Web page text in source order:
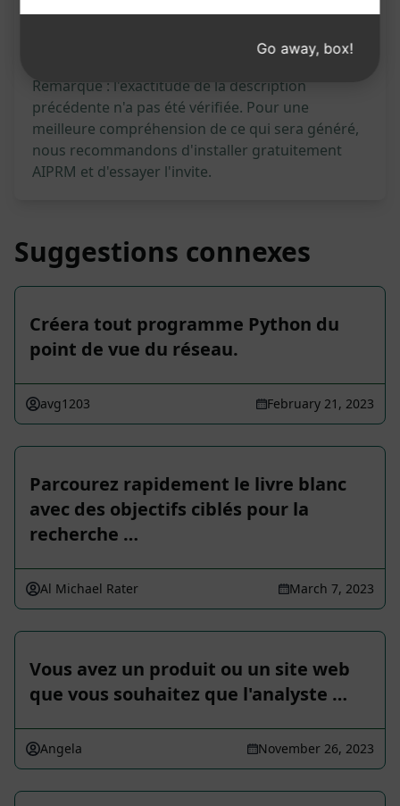
Remarque : l'exactitude de la description
précédente n'a pas été vérifiée. Pour une
meilleure compréhension de ce qui sera généré,
nous recommandons d'installer gratuitement
AIPRM et d'essayer l'invite.
Suggestions connexes
Créera tout programme Python du
point de vue du réseau.
avg1203 February 21, 2023
Parcourez rapidement le livre blanc
avec des objectifs ciblés pour la
recherche …
Al Michael Rater March 7, 2023
Vous avez un produit ou un site web
que vous souhaitez que l'analyste …
Angela November 26, 2023
Go away, box!